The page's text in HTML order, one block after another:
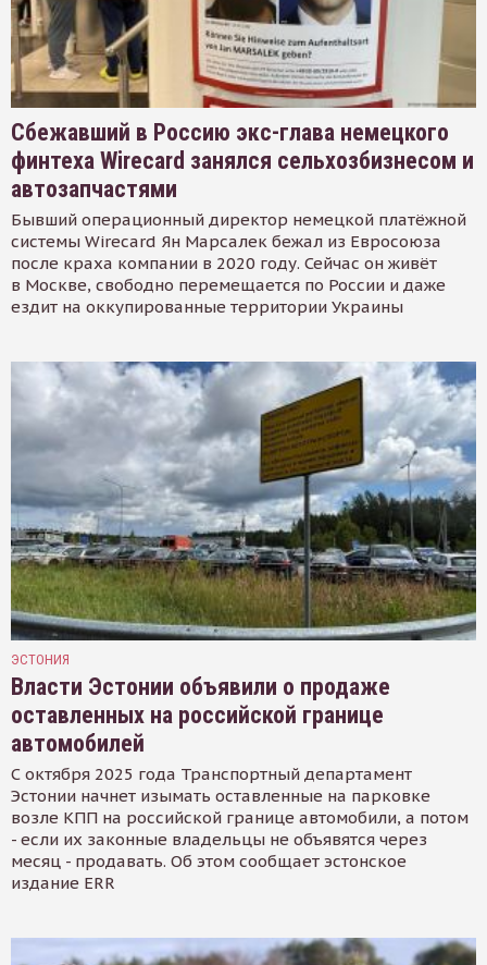
Сбежавший в Россию экс-глава немецкого
финтеха Wirecard занялся сельхозбизнесом и
автозапчастями
Бывший операционный директор немецкой платёжной
системы Wirecard Ян Марсалек бежал из Евросоюза
после краха компании в 2020 году. Сейчас он живёт
в Москве, свободно перемещается по России и даже
ездит на оккупированные территории Украины
ЭСТОНИЯ
Власти Эстонии объявили о продаже
оставленных на российской границе
автомобилей
С октября 2025 года Транспортный департамент
Эстонии начнет изымать оставленные на парковке
возле КПП на российской границе автомобили, а потом
- если их законные владельцы не объявятся через
месяц - продавать. Об этом сообщает эстонское
издание ERR